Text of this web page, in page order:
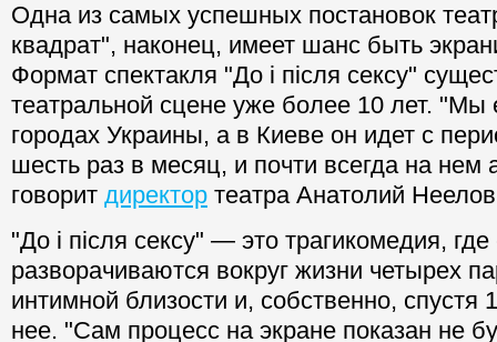
Одна из самых успешных постановок
квадрат", наконец, имеет шанс быть
Формат спектакля "До і після сексу"
театральной сцене уже более 10 лет. "Мы
городах Украины, а в Киеве он идет с
шесть раз в месяц, и почти всегда на
говорит директор театра Анатолий
"До і після сексу" — это трагикомедия,
разворачиваются вокруг жизни четырех
интимной близости и, собственно, спустя
нее. "Сам процесс на экране показан не